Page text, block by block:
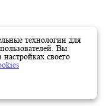
технологии для
Вы
своего